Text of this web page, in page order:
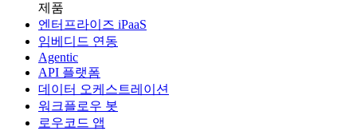
제품
엔터프라이즈 iPaaS
임베디드 연동
Agentic
API 플랫폼
데이터 오케스트레이션
워크플로우 봇
로우코드 앱